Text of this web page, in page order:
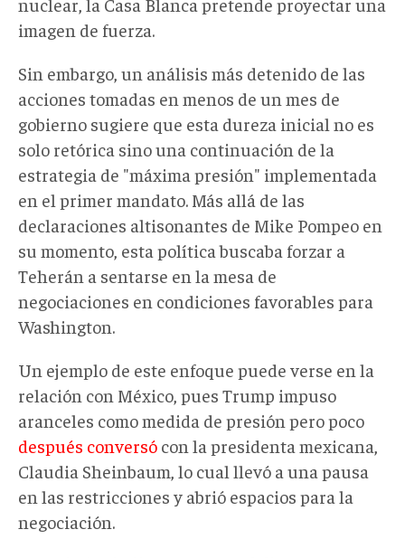
imagen de fuerza.
Sin embargo, un análisis más detenido de las
acciones tomadas en menos de un mes de
gobierno sugiere que esta dureza inicial no es
solo retórica sino una continuación de la
estrategia de "máxima presión" implementada
en el primer mandato. Más allá de las
declaraciones altisonantes de Mike Pompeo en
su momento, esta política buscaba forzar a
Teherán a sentarse en la mesa de
negociaciones en condiciones favorables para
Washington.
Un ejemplo de este enfoque puede verse en la
relación con México , pues Trump impuso
aranceles como medida de presión pero poco
después conversó con la presidenta mexicana
Claudia Sheinbaum, lo cual llevó a una pausa
en las restricciones y abrió espacios para la
negociación.